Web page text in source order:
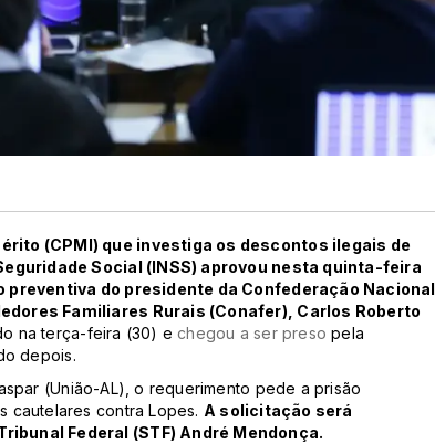
(CPMI) que investiga os descontos ilegais de
Social (INSS) aprovou nesta quinta-feira
preventiva do presidente da Confederação Nacional
Familiares Rurais (Conafer), Carlos Roberto
na terça-feira (30) echegou a ser preso pela
depois.
(União-AL), o requerimento pede a prisão
cautelares contra Lopes. A solicitação será
Federal (STF) André Mendonça.